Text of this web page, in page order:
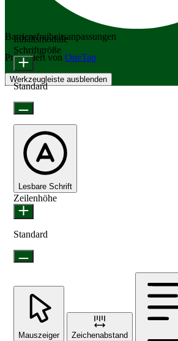
Barrierefreiheitsanpassungen
Präsentiert von OneTap
Werkzeugleiste ausblenden
Inhaltsmodule
Schriftgröße
Standard
Lesbare Schrift
Zeilenhöhe
Standard
Mauszeiger Zeichenabstand